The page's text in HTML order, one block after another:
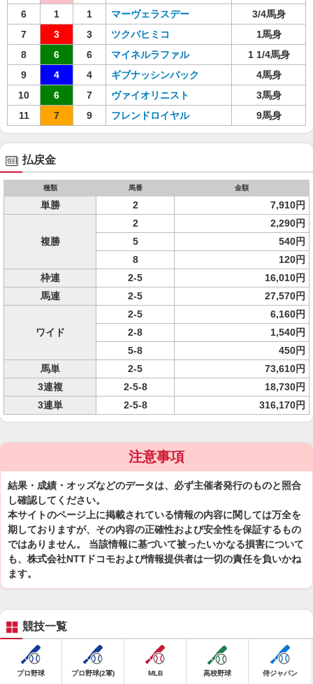
6
1 1 マーヴェラスデー
3/4馬身
7
3 3 ツクバヒミコ
1馬身
8
6 6 マイネルラファル
1 1/4馬身
9
4 4 ギブナッシンバック
4馬身
10
6 7 ヴァイオリニスト
3馬身
11
7 9 フレンドロイヤル 9馬身
払戻金
種類 馬番 金額
単勝 2 7,910円
複勝
2
2,290円
5
540円
8
120円
枠連
2-5
16,010円
馬連
2-5 27,570円
ワイド
2-5
6,160円
2-8
1,540円
5-8
450円
馬単
2-5
73,610円
3連複
2-5-8
18,730円
3連単
2-5-8 316,170円
注意事項
結果・成績・オッズなどのデータは、必ず主催者発行のものと照合
し確認してください。
本サイトのページ上に掲載されている情報の内容に関しては万全を
期しておりますが、その内容の正確性および安全性を保証するもの
ではありません。 当該情報に基づいて被ったいかなる損害について
も、株式会社NTTドコモおよび情報提供者は一切の責任を負いかね
ます。
競技一覧
プロ野球 プロ野球(2軍) MLB 高校野球 侍ジャパン